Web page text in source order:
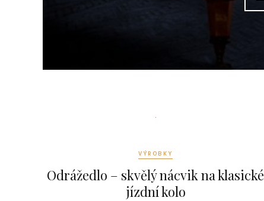
VÝROBKY
Odrážedlo – skvělý nácvik na klasické
jízdní kolo